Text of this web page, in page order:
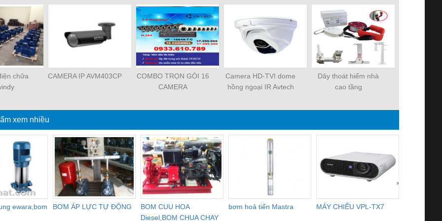
chữa
CAMERA IP AVM403CP
COMBO TRỌN GÓI 16
CAMERA
Camera HD-TVI dome
hồng ngoại IR Avtech
Dây thoát hiểm nhà
cao tầng
xem nhiều
ewara,bom
BƠM ÁP LỰC TỰ ĐỘNG
BOM CUU HOA
Diesel,BOM CHUA CHAY
bơm hoả tiển Mastra MÁY CHIẾU VPL-TX7
›